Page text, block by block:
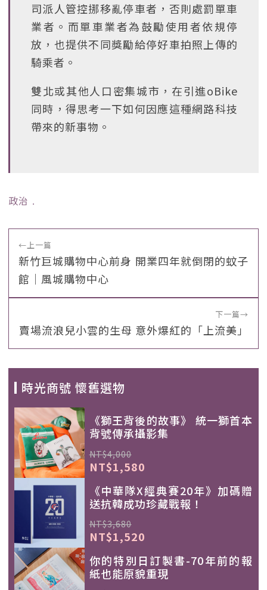
司派人管控挪移亂停車者，否則處罰單車
業者。而單車業者為鼓勵使用者依規停
放，也提供不同獎勵給停好車拍照上傳的
騎乘者。
雙北或其他人口密集城市，在引進oBike
同時，得思考一下如何因應這種網路科技
帶來的新事物。
政治 ﹒
←上一篇
新竹巨城購物中心前身 開業四年就倒閉的蚊子
館｜風城購物中心
下一篇→
賣場流浪兒小雲的生母 意外爆紅的「上流美」
時光商號 懷舊選物
《獅王背後的故事》 統一獅首本
背號傳承攝影集
NT$4,000
NT$1,580
《中華隊X經典賽20年》加碼贈
送抗韓成功珍藏戰報！
NT$3,680
NT$1,520
你的特別日訂製書-70年前的報
紙也能原貌重現